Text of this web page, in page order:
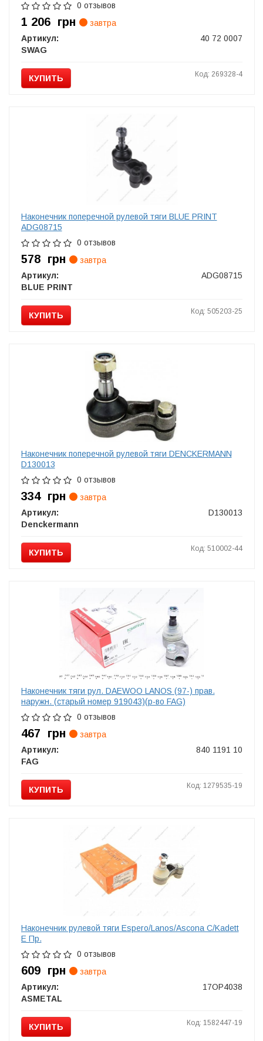
0 отзывов
1 206 грн
завтра
Артикул:
40 72 0007
SWAG
КУПИТЬ Код: 269328-4
Наконечник поперечной рулевой тяги BLUE PRINT
ADG08715
0 отзывов
578 грн
завтра
Артикул:
ADG08715
BLUE PRINT
КУПИТЬ Код: 505203-25
Наконечник поперечной рулевой тяги DENCKERMANN
D130013
0 отзывов
334 грн
завтра
Артикул:
D130013
Denckermann
КУПИТЬ Код: 510002-44
Наконечник тяги рул. DAEWOO LANOS (97-) прав.
наружн. (старый номер 919043)(р-во FAG)
0 отзывов
467 грн
завтра
Артикул:
840 1191 10
FAG
КУПИТЬ Код: 1279535-19
Наконечник рулевой тяги Espero/Lanos/Ascona C/Kadett
E Пр.
0 отзывов
609 грн
завтра
Артикул:
17OP4038
ASMETAL
КУПИТЬ Код: 1582447-19